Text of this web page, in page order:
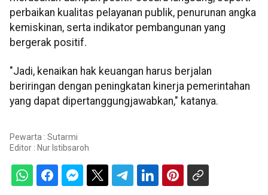
perbaikan kualitas pelayanan publik, penurunan angka
kemiskinan, serta indikator pembangunan yang
bergerak positif.
"Jadi, kenaikan hak keuangan harus berjalan
beriringan dengan peningkatan kinerja pemerintahan
yang dapat dipertanggungjawabkan," katanya.
Pewarta : Sutarmi
Editor : Nur Istibsaroh